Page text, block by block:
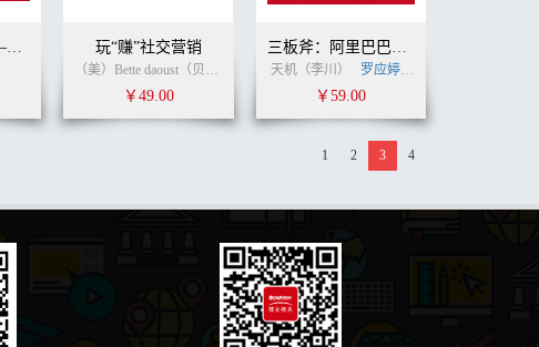
京东运营大揭秘——28个技巧让销量步步高 玩“赚”社交营销
（美）Bette daoust（贝蒂·达吾） (作者) 李洋 (译者)
￥49.00
三板斧：阿里巴巴管理之道
天机（李川） 罗应婷 姚新军
￥59.00
1 2 3 4